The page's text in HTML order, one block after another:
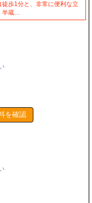
歩1分と、非常に便利な立
半蔵…
を確認